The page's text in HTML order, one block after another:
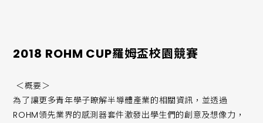
2018 ROHM CUP羅姆盃校園競賽
＜概要＞
為了讓更多青年學子瞭解半導體產業的相關資訊，並透過
ROHM領先業界的感測器套件激發出學生們的創意及想像力，